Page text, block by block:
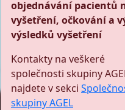
objednávání pacientů
vyšetření, očkování a
výsledků vyšetření
Kontakty na veškeré
společnosti skupiny
najdete v sekci
skupiny AGEL